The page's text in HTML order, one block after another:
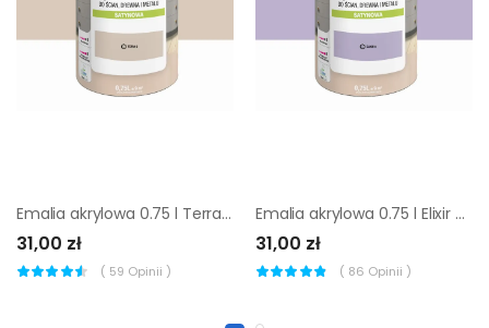
Emalia akrylowa 0.75 l Terra 6 Satynowa
31,00 zł
( 59 Opinii )
Emalia akrylowa 0.75 l Elixir 6 Satynowa
31,00 zł
( 86 Opinii )